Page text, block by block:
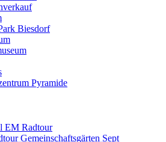
Biesdorf
Pyramide
EM Radtour
Gemeinschaftsgärten Sept